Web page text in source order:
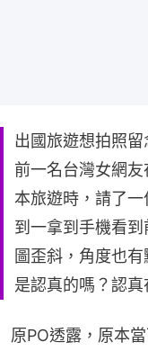
出國旅遊想拍照
前一名台灣女網
本旅遊時，請了
到一拿到手機看
圖歪斜，角度也
是認真的嗎？認真
原PO透露，原本